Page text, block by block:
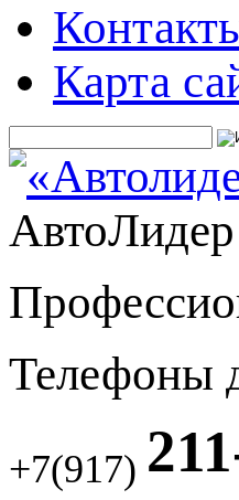
Карта
АвтоЛидер
Телефоны
+7(917)